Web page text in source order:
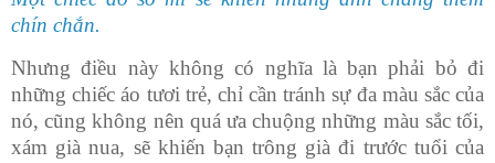
chín chắn.
Nhưngđiều này không có nghĩa là bạn phải bỏ đi
những chiếc áo tươi trẻ, chỉ cần tránh sự đa màu sắc của
nó, cũng không nên quá ưa chuộng những màu sắc tối,
xám già nua, sẽ khiến bạn trông già đi trước tuổi của